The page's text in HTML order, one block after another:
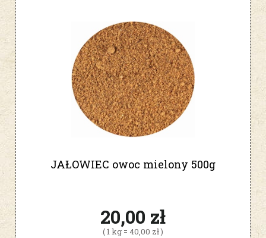
JAŁOWIEC owoc mielony 500g
20,00 zł
( 1 kg = 40,00 zł )